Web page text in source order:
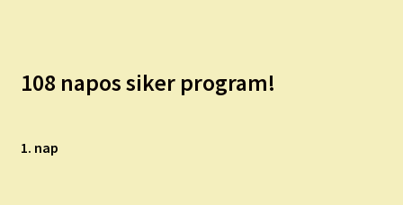
108 napos siker program!
1. nap